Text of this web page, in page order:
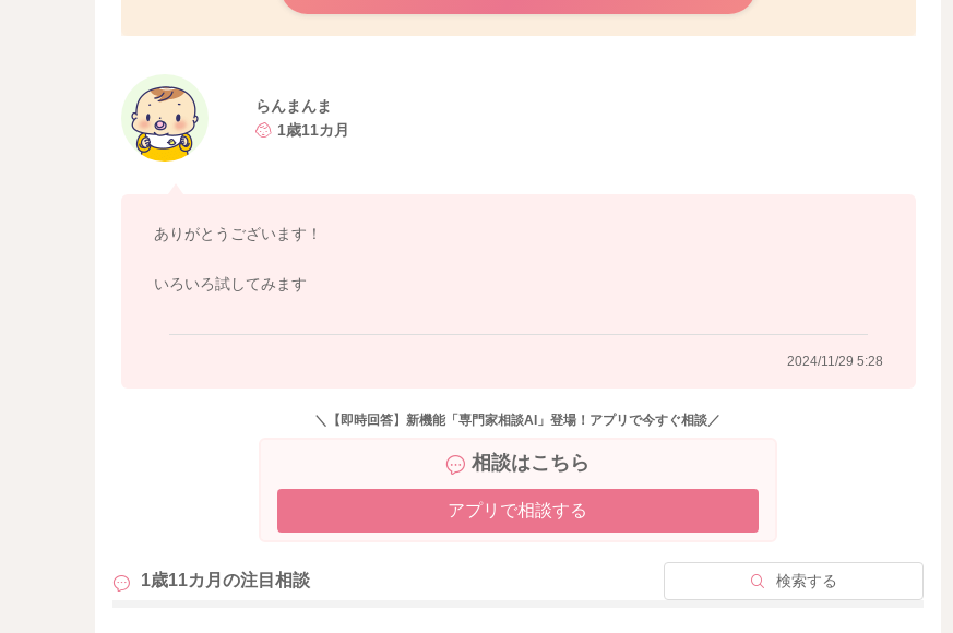
らんまんまさんに触れているのがいいのだろうと思いますので、どこだったらいいのか、どこだったら触
れられていても良さそうな擦り合わせをされてみるのはどうかなと思いました。
いかがでしょうか？
らんまんま
1歳11カ月
ありがとうございます！
いろいろ試してみます
2024/11/29 5:28
＼【即時回答】新機能「専門家相談AI」登場！アプリで今すぐ相談／
相談はこちら
アプリで相談する
1歳11カ月の注目相談 検索する